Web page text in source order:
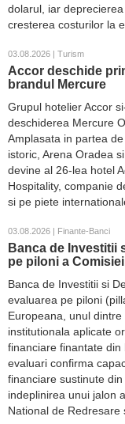
dolarul, iar
cresterea costurilor la
03.08.2026 | Turism
Accor deschide
brandul Mercure
Grupul hotelier Accor
deschiderea Mercure
Amplasata in partea
istoric, Arena Oradea
devine al 26-lea hotel
Hospitality, companie
si pe piete
03.08.2026 | Finante-Banci
Banca de Investitii
pe piloni a
Banca de Investitii si
evaluarea pe piloni
Europeana, unul
institutionala aplicate
financiare finantate
evaluari confirma
financiare sustinute
indeplinirea unui jalon
National de Redresare